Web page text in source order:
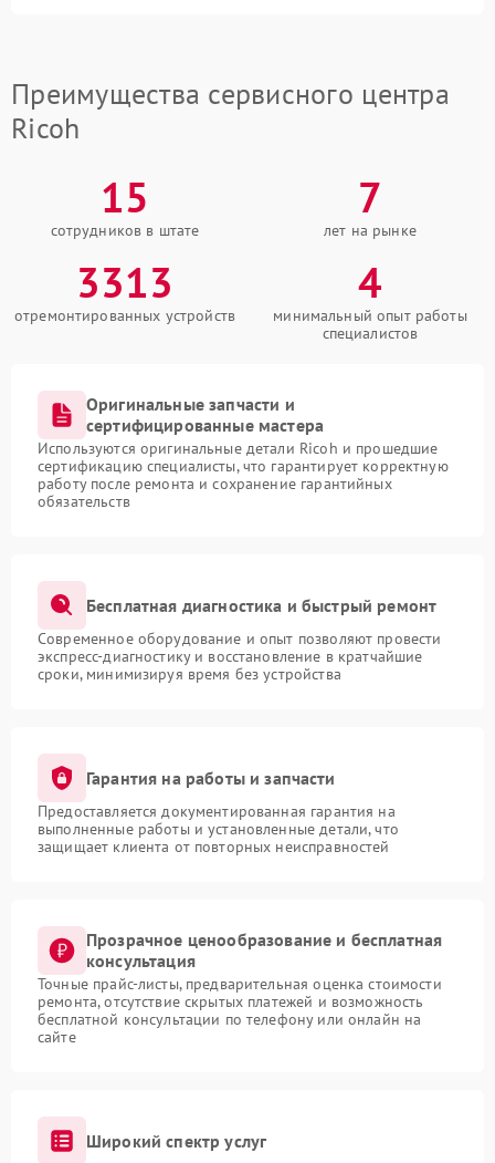
Преимущества сервисного центра
Ricoh
15
сотрудников в штате
7
лет на рынке
3313
отремонтированных устройств
4
минимальный опыт работы
специалистов
Оригинальные запчасти и
сертифицированные мастера
Используются оригинальные детали Ricoh и прошедшие
сертификацию специалисты, что гарантирует корректную
работу после ремонта и сохранение гарантийных
обязательств
Бесплатная диагностика и быстрый ремонт
Современное оборудование и опыт позволяют провести
экспресс-диагностику и восстановление в кратчайшие
сроки, минимизируя время без устройства
Гарантия на работы и запчасти
Предоставляется документированная гарантия на
выполненные работы и установленные детали, что
защищает клиента от повторных неисправностей
Прозрачное ценообразование и бесплатная
консультация
Точные прайс-листы, предварительная оценка стоимости
ремонта, отсутствие скрытых платежей и возможность
бесплатной консультации по телефону или онлайн на
сайте
Широкий спектр услуг